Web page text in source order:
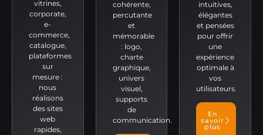
vitrines,
corporate,
e-
commerce,
catalogue,
plateformes
sur
mesure :
nous
réalisons
des sites
web
rapides,
cohérente,
percutante
et
mémorable
: logo,
charte
graphique,
univers
visuel,
supports
de
communication.
intuitives,
élégantes
et pensées
pour offrir
une
expérience
optimale à
vos
utilisateurs.
En
savoir
plus